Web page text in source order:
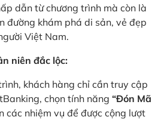
dẫn từ chương trình mà còn là
đường khám phá di sản, vẻ đẹp
Việt Nam.
niên đắc lộc:
khách hàng chỉ cần truy cập
chọn tính năng “Đón Mã
các nhiệm vụ để được cộng lượt